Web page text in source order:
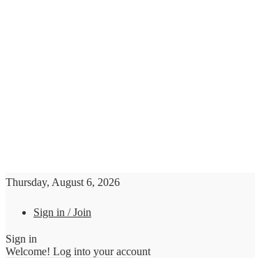
Thursday, August 6, 2026
Sign in / Join
Sign in
Welcome! Log into your account